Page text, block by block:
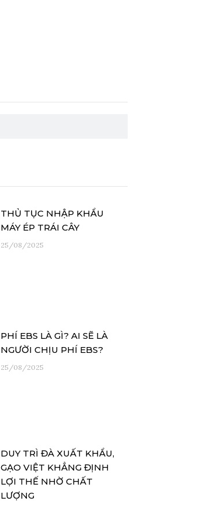
THỦ TỤC NHẬP KHẨU
MÁY ÉP TRÁI CÂY
25/08/2025
PHÍ EBS LÀ GÌ? AI SẼ LÀ
NGƯỜI CHỊU PHÍ EBS?
25/08/2025
DUY TRÌ ĐÀ XUẤT KHẨU,
GẠO VIỆT KHẲNG ĐỊNH
LỢI THẾ NHỜ CHẤT
LƯỢNG